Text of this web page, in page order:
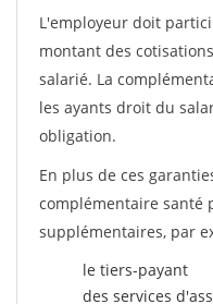
L'employeur doit
montant des
salarié. La
les ayants droit du
obligation.
En plus de ces
complémentaire santé
supplémentaires, par
le tiers-payant
des services